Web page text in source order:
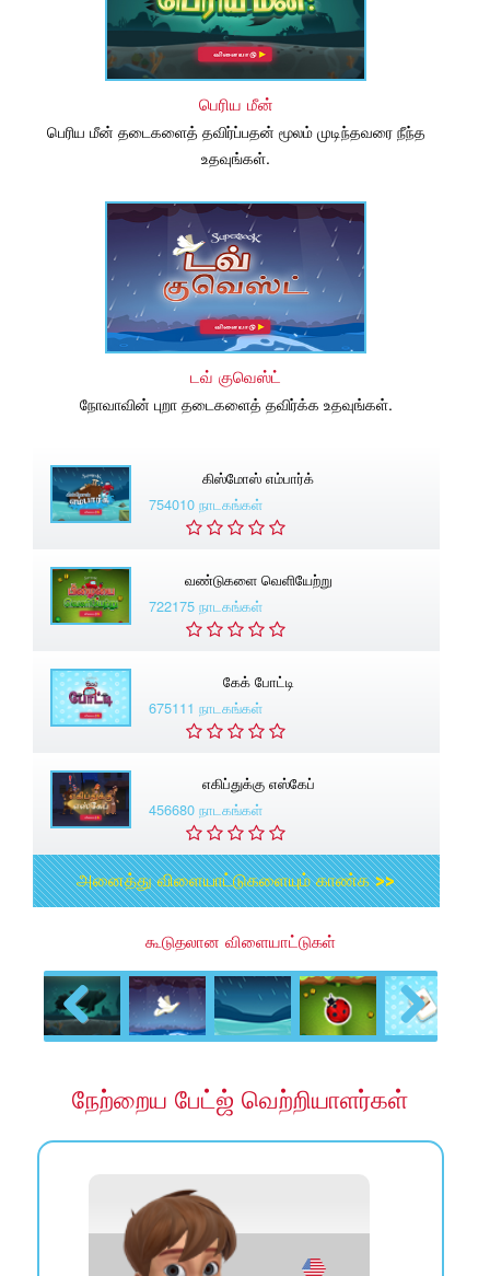
பெரிய மீன்
பெரிய மீன் தடைகளைத் தவிர்ப்பதன் மூலம் முடிந்தவரை நீந்த
உதவுங்கள்.
டவ் குவெஸ்ட்
நோவாவின் புறா தடைகளைத் தவிர்க்க உதவுங்கள்.
கிஸ்மோஸ் எம்பார்க்
754010 நாடகங்கள்
வண்டுகளை வெளியேற்று
722175 நாடகங்கள்
கேக் போட்டி
675111 நாடகங்கள்
எகிப்துக்கு எஸ்கேப்
456680 நாடகங்கள்
அனைத்து விளையாட்டுகளையும் காண்க >>
கூடுதலான விளையாட்டுகள்
Previous Next
நேற்றைய பேட்ஜ் வெற்றியாளர்கள்